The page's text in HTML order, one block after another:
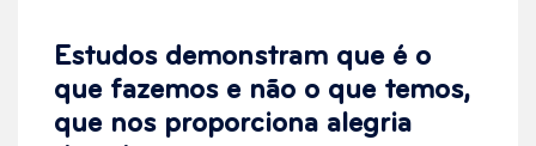
Estudos demonstram que é o
que fazemos e não o que temos,
que nos proporciona alegria